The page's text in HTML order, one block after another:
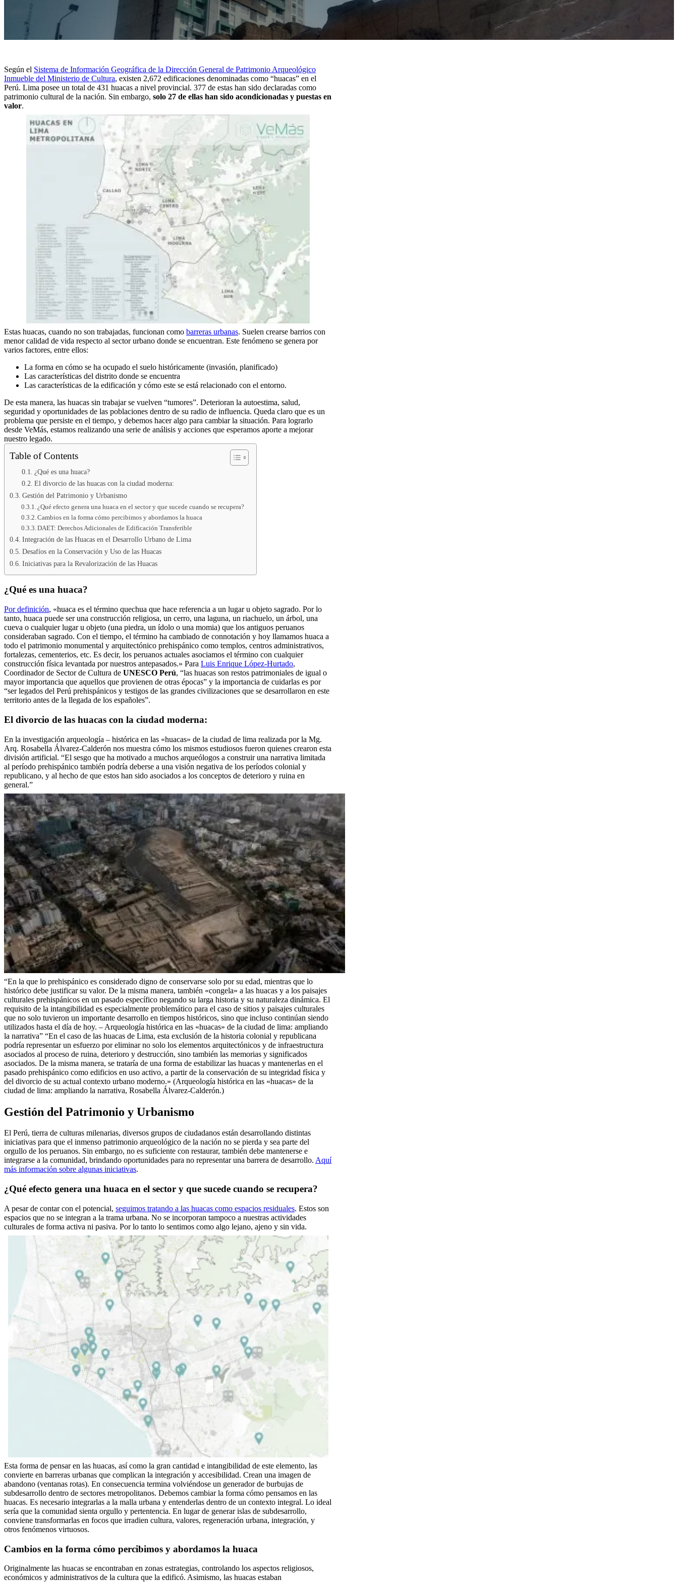
Según el Sistema de Información Geográfica de la Dirección General de Patrimonio Arqueológico
Inmueble del Ministerio de Cultura, existen 2,672 edificaciones denominadas como “huacas” en el
Perú. Lima posee un total de 431 huacas a nivel provincial. 377 de estas han sido declaradas como
patrimonio cultural de la nación. Sin embargo, solo 27 de ellas han sido acondicionadas y puestas en
valor.
Estas huacas, cuando no son trabajadas, funcionan como barreras urbanas. Suelen crearse barrios con
menor calidad de vida respecto al sector urbano donde se encuentran. Este fenómeno se genera por
varios factores, entre ellos:
La forma en cómo se ha ocupado el suelo históricamente (invasión, planificado)
Las características del distrito donde se encuentra
Las características de la edificación y cómo este se está relacionado con el entorno.
De esta manera, las huacas sin trabajar se vuelven “tumores”. Deterioran la autoestima, salud,
seguridad y oportunidades de las poblaciones dentro de su radio de influencia. Queda claro que es un
problema que persiste en el tiempo, y debemos hacer algo para cambiar la situación. Para lograrlo
desde VeMás, estamos realizando una serie de análisis y acciones que esperamos aporte a mejorar
nuestro legado.
Table of Contents
¿Qué es una huaca?
El divorcio de las huacas con la ciudad moderna:
Gestión del Patrimonio y Urbanismo
¿Qué efecto genera una huaca en el sector y que sucede cuando se recupera?
Cambios en la forma cómo percibimos y abordamos la huaca
DAET: Derechos Adicionales de Edificación Transferible
Integración de las Huacas en el Desarrollo Urbano de Lima
Desafíos en la Conservación y Uso de las Huacas
Iniciativas para la Revalorización de las Huacas
¿Qué es una huaca?
Por definición, «huaca es el término quechua que hace referencia a un lugar u objeto sagrado. Por lo
tanto, huaca puede ser una construcción religiosa, un cerro, una laguna, un riachuelo, un árbol, una
cueva o cualquier lugar u objeto (una piedra, un ídolo o una momia) que los antiguos peruanos
consideraban sagrado. Con el tiempo, el término ha cambiado de connotación y hoy llamamos huaca a
todo el patrimonio monumental y arquitectónico prehispánico como templos, centros administrativos,
fortalezas, cementerios, etc. Es decir, los peruanos actuales asociamos el término con cualquier
construcción física levantada por nuestros antepasados.» Para Luis Enrique López-Hurtado,
Coordinador de Sector de Cultura de UNESCO Perú, “las huacas son restos patrimoniales de igual o
mayor importancia que aquellos que provienen de otras épocas” y la importancia de cuidarlas es por
“ser legados del Perú prehispánicos y testigos de las grandes civilizaciones que se desarrollaron en este
territorio antes de la llegada de los españoles”.
El divorcio de las huacas con la ciudad moderna:
En la investigación arqueología – histórica en las «huacas» de la ciudad de lima realizada por la Mg.
Arq. Rosabella Álvarez-Calderón nos muestra cómo los mismos estudiosos fueron quienes crearon esta
división artificial. “El sesgo que ha motivado a muchos arqueólogos a construir una narrativa limitada
al período prehispánico también podría deberse a una visión negativa de los períodos colonial y
republicano, y al hecho de que estos han sido asociados a los conceptos de deterioro y ruina en
general.”
“En la que lo prehispánico es considerado digno de conservarse solo por su edad, mientras que lo
histórico debe justificar su valor. De la misma manera, también «congela» a las huacas y a los paisajes
culturales prehispánicos en un pasado específico negando su larga historia y su naturaleza dinámica. El
requisito de la intangibilidad es especialmente problemático para el caso de sitios y paisajes culturales
que no solo tuvieron un importante desarrollo en tiempos históricos, sino que incluso continúan siendo
utilizados hasta el día de hoy. – Arqueología histórica en las «huacas» de la ciudad de lima: ampliando
la narrativa” “En el caso de las huacas de Lima, esta exclusión de la historia colonial y republicana
podría representar un esfuerzo por eliminar no solo los elementos arquitectónicos y de infraestructura
asociados al proceso de ruina, deterioro y destrucción, sino también las memorias y significados
asociados. De la misma manera, se trataría de una forma de estabilizar las huacas y mantenerlas en el
pasado prehispánico como edificios en uso activo, a partir de la conservación de su integridad física y
del divorcio de su actual contexto urbano moderno.» (Arqueología histórica en las «huacas» de la
ciudad de lima: ampliando la narrativa, Rosabella Álvarez-Calderón.)
Gestión del Patrimonio y Urbanismo
El Perú, tierra de culturas milenarias, diversos grupos de ciudadanos están desarrollando distintas
iniciativas para que el inmenso patrimonio arqueológico de la nación no se pierda y sea parte del
orgullo de los peruanos. Sin embargo, no es suficiente con restaurar, también debe mantenerse e
integrarse a la comunidad, brindando oportunidades para no representar una barrera de desarrollo. Aquí
más información sobre algunas iniciativas.
¿Qué efecto genera una huaca en el sector y que sucede cuando se recupera?
A pesar de contar con el potencial, seguimos tratando a las huacas como espacios residuales. Estos son
espacios que no se integran a la trama urbana. No se incorporan tampoco a nuestras actividades
culturales de forma activa ni pasiva. Por lo tanto lo sentimos como algo lejano, ajeno y sin vida.
Esta forma de pensar en las huacas, así como la gran cantidad e intangibilidad de este elemento, las
convierte en barreras urbanas que complican la integración y accesibilidad. Crean una imagen de
abandono (ventanas rotas). En consecuencia termina volviéndose un generador de burbujas de
subdesarrollo dentro de sectores metropolitanos. Debemos cambiar la forma cómo pensamos en las
huacas. Es necesario integrarlas a la malla urbana y entenderlas dentro de un contexto integral. Lo ideal
sería que la comunidad sienta orgullo y pertentencia. En lugar de generar islas de subdesarrollo,
conviene transformarlas en focos que irradien cultura, valores, regeneración urbana, integración, y
otros fenómenos virtuosos.
Cambios en la forma cómo percibimos y abordamos la huaca
Originalmente las huacas se encontraban en zonas estrategias, controlando los aspectos religiosos,
económicos y administrativos de la cultura que la edificó. Asimismo, las huacas estaban